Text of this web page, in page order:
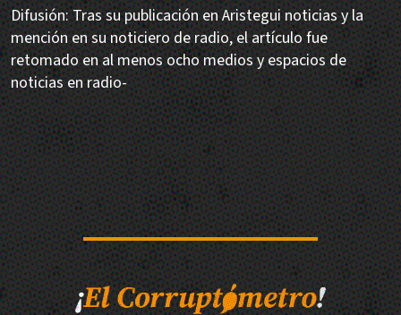
Difusión: Tras su publicación en Aristegui noticias y la
mención en su noticiero de radio, el artículo fue
retomado en al menos ocho medios y espacios de
noticias en radio-